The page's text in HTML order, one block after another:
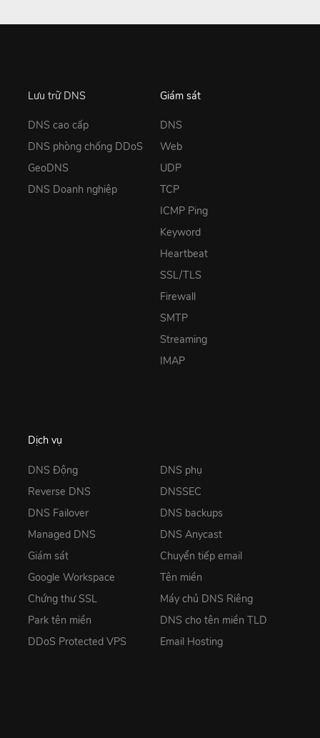
Lưu trữ DNS
DNS cao cấp
DNS phòng chống DDoS
GeoDNS
DNS Doanh nghiệp
Giám sát
DNS
Web
UDP
TCP
ICMP Ping
Keyword
Heartbeat
SSL/TLS
Firewall
SMTP
Streaming
IMAP
Dịch vụ
DNS Động
Reverse DNS
DNS Failover
Managed DNS
Giám sát
Google Workspace
Chứng thư SSL
Park tên miền
DDoS Protected VPS
DNS phụ
DNSSEC
DNS backups
DNS Anycast
Chuyển tiếp email
Tên miền
Máy chủ DNS Riêng
DNS cho tên miền TLD
Email Hosting